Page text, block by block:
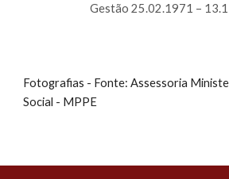
Gestão 25.02.1971 –
Fotografias - Fonte: Assessoria
Social - MPPE